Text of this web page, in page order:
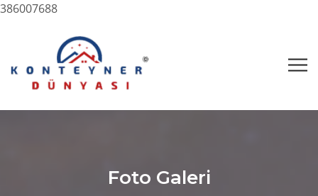
386007688
Foto Galeri